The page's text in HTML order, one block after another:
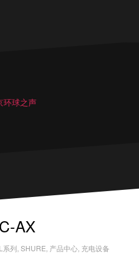
AX
系列 SHURE 产品中心, 充电设备